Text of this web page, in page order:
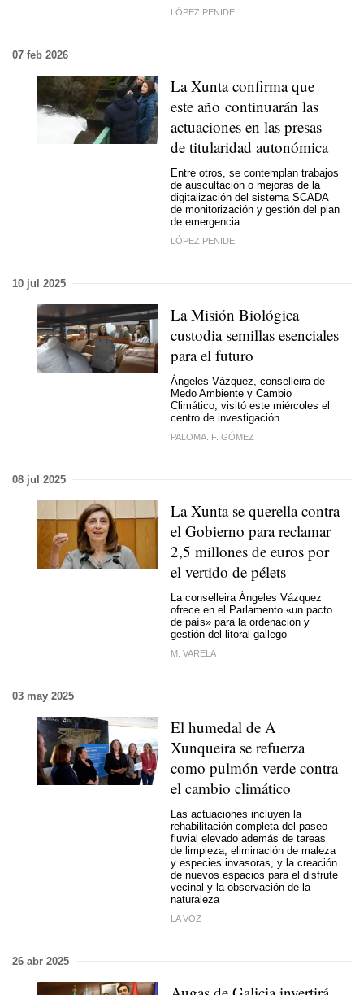
LÓPEZ PENIDE
07 feb 2026
La Xunta confirma que
este año continuarán las
actuaciones en las presas
de titularidad autonómica
Entre otros, se contemplan trabajos
de auscultación o mejoras de la
digitalización del sistema SCADA
de monitorización y gestión del plan
de emergencia
LÓPEZ PENIDE
10 jul 2025
La Misión Biológica
custodia semillas esenciales
para el futuro
Ángeles Vázquez, conselleira de
Medo Ambiente y Cambio
Climático, visitó este miércoles el
centro de investigación
PALOMA. F. GÓMEZ
08 jul 2025
La Xunta se querella contra
el Gobierno para reclamar
2,5 millones de euros por
el vertido de pélets
La conselleira Ángeles Vázquez
ofrece en el Parlamento «un pacto
de país» para la ordenación y
gestión del litoral gallego
M. VARELA
03 may 2025
El humedal de A
Xunqueira se refuerza
como pulmón verde contra
el cambio climático
Las actuaciones incluyen la
rehabilitación completa del paseo
fluvial elevado además de tareas
de limpieza, eliminación de maleza
y especies invasoras, y la creación
de nuevos espacios para el disfrute
vecinal y la observación de la
naturaleza
LA VOZ
26 abr 2025